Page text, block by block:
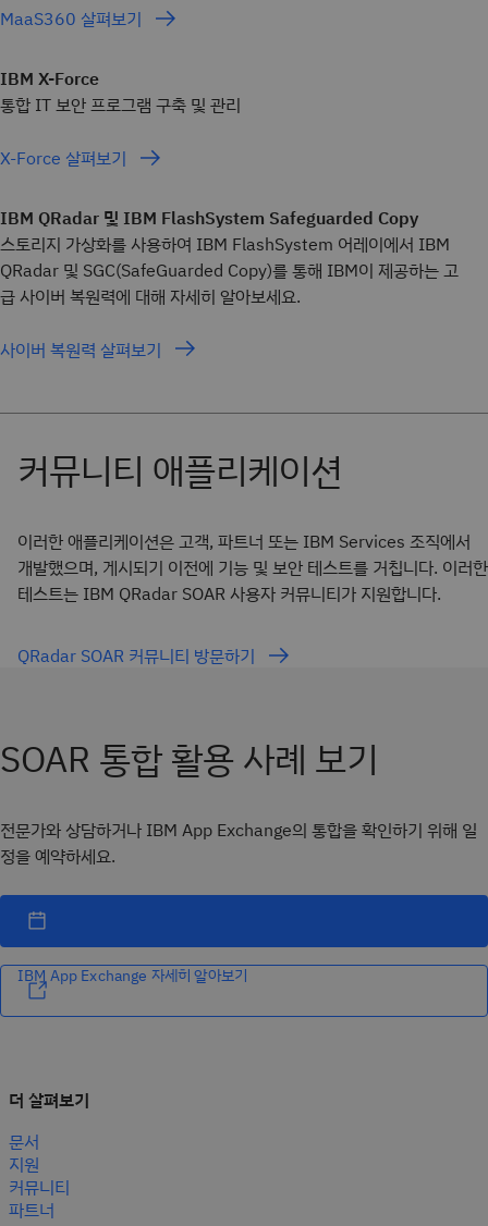
MaaS360 살펴보기
IBM X-Force
통합 IT 보안 프로그램 구축 및 관리
X-Force 살펴보기
IBM QRadar 및 IBM FlashSystem Safeguarded Copy
스토리지 가상화를 사용하여 IBM FlashSystem 어레이에서 IBM
QRadar 및 SGC(SafeGuarded Copy)를 통해 IBM이 제공하는 고
급 사이버 복원력에 대해 자세히 알아보세요.
사이버 복원력 살펴보기
이러한 애플리케이션은 고객, 파트너 또는 IBM Services 조직에서
개발했으며, 게시되기 이전에 기능 및 보안 테스트를 거칩니다. 이러한
테스트는 IBM QRadar SOAR 사용자 커뮤니티가 지원합니다.
QRadar SOAR 커뮤니티 방문하기
SOAR 통합 활용 사례 보기
전문가와 상담하거나 IBM App Exchange의 통합을 확인하기 위해 일
정을 예약하세요.
IBM App Exchange 자세히 알아보기
더 살펴보기
문서
지원
커뮤니티
파트너